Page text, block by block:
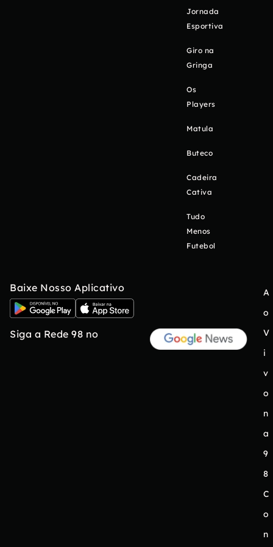
Jornada
Esportiva
Giro na
Gringa
Os
Players
Matula
Buteco
Cadeira
Cativa
Tudo
Menos
Futebol
Baixe Nosso Aplicativo
Siga a Rede 98 no
A
o
V
i
v
o
n
a
9
8
C
o
n